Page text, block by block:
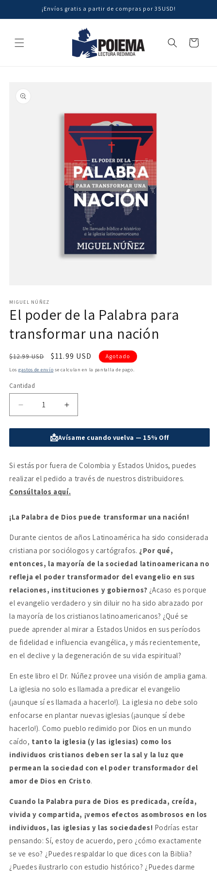
directamente
al contenido
¡Envíos gratis a partir de compras por 35USD!
Carrito
a la
información
multimedia
1
en
ventana
modal
MIGUEL NÚÑEZ
El poder de la Palabra para
transformar una nación
Precio
habitual
$12.99 USD
Precio
de
$11.99 USD Agotado
Los gastos de envío se calculan en la pantalla de pago.
Cantidad
Reducir
cantidad
para
poder
de
la
Palabra
para
nación
Aumentar
cantidad
para
El
poder
la
Palabra
para
nación
📩Avísame cuando vuelva — 15% Off
Si estás por fuera de Colombia y Estados Unidos, puedes
realizar el pedido a través de nuestros distribuidores.
Consúltalos aquí.
¡La Palabra de Dios puede transformar una nación!
Durante cientos de años Latinoamérica ha sido considerada
cristiana por sociólogos y cartógrafos. ¿Por qué,
entonces, la mayoría de la sociedad latinoamericana no
refleja el poder transformador del evangelio en sus
relaciones, instituciones y gobiernos? ¿Acaso es porque
el evangelio verdadero y sin diluir no ha sido abrazado por
la mayoría de los cristianos latinoamericanos? ¿Qué se
puede aprender al mirar a Estados Unidos en sus períodos
de fidelidad e influencia evangélica, y más recientemente,
en el declive y la degeneración de su vida espiritual?
En este libro el Dr. Núñez provee una visión de amplia gama.
La iglesia no solo es llamada a predicar el evangelio
(¡aunque sí es llamada a hacerlo!). La iglesia no debe solo
enfocarse en plantar nuevas iglesias (¡aunque sí debe
hacerlo!). Como pueblo redimido por Dios en un mundo
caído, tanto la iglesia (y las iglesias) como los
individuos cristianos deben ser la sal y la luz que
permean la sociedad con el poder transformador del
amor de Dios en Cristo.
Cuando la Palabra pura de Dios es predicada, creída,
vivida y compartida, ¡vemos efectos asombrosos en los
individuos, las iglesias y las sociedades! Podrías estar
pensando: Sí, estoy de acuerdo, pero ¿cómo exactamente
se ve eso? ¿Puedes respaldar lo que dices con la Biblia?
¿Puedes ilustrarlo con estudio histórico? ¿Puedes darme